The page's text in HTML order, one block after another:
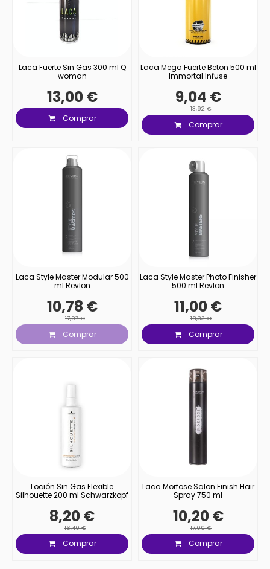
Laca Fuerte Sin Gas 300 ml Q
woman
13,00 €
Comprar
Laca Mega Fuerte Beton 500 ml
Immortal Infuse
9,04 €
13,92 €
Comprar
Laca Style Master Modular 500
ml Revlon
10,78 €
17,97 €
Comprar
Laca Style Master Photo Finisher
500 ml Revlon
11,00 €
18,33 €
Comprar
Loción Sin Gas Flexible
Silhouette 200 ml Schwarzkopf
8,20 €
16,40 €
Comprar
Laca Morfose Salon Finish Hair
Spray 750 ml
10,20 €
17,00 €
Comprar